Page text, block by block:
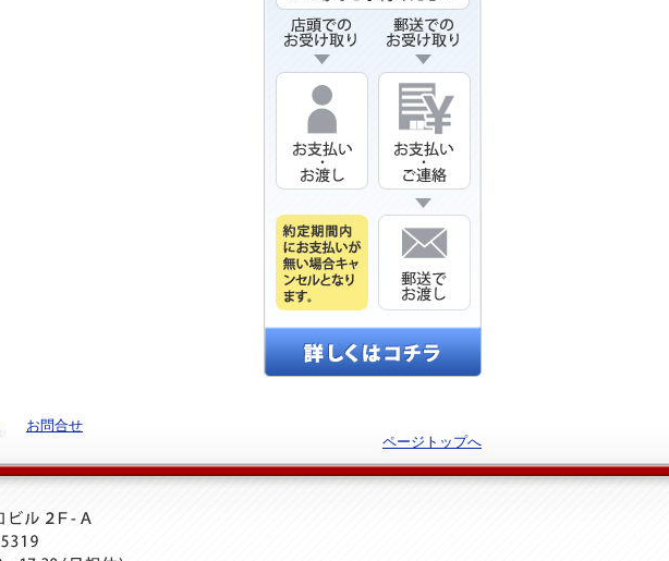
ページトップへ
お問合せ